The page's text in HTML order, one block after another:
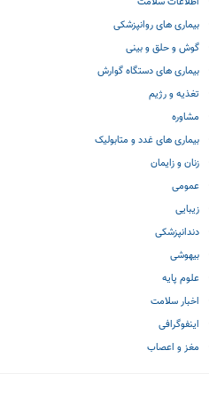
بیماری های روانپزشکی
گوش و حلق و بینی
بیماری های دستگاه گوارش
تغذیه و رژیم
مشاوره
بیماری های غدد و متابولیک
زنان و زایمان
عمومی
زیبایی
دندانپزشکی
بیهوشی
علوم پایه
اخبار سلامت
اینفوگرافی
مغز و اعصاب